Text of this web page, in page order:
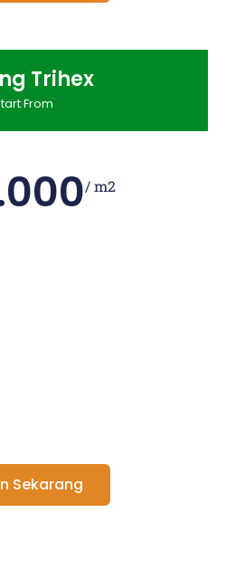
Trihex
From
/ m2
Sekarang